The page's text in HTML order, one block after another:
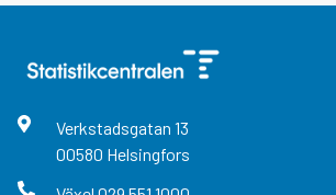
Verkstadsgatan 13
00580 Helsingfors